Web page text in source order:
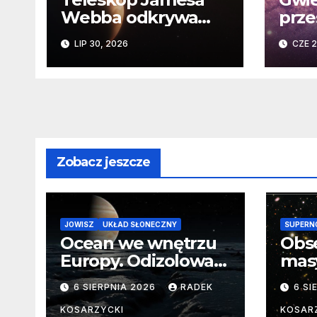
Webba odkrywa
„drugie życie”
planety krążącej
wokół martwej
LIP 30, 2026
na
CZE
Zobacz jeszcze
JOWISZ UKŁAD SŁONECZNY
Ocean we wnętrzu
Europy. Odizolowani
przez lodową
barierę
6 SIERPNIA 2026 RADEK
KOSARZYCKI
od
6